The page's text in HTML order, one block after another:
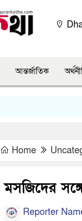
আন্তর্জাতিক
Home
মসজিদের
Reporter